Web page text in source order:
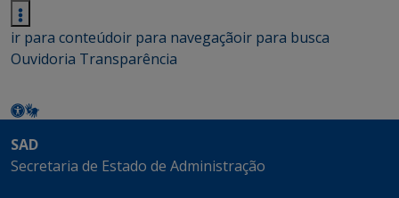
ir para conteúdoir para navegaçãoir para busca
Ouvidoria Transparência
SAD
Secretaria de Estado de Administração